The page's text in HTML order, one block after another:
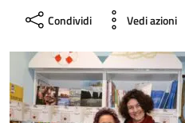
Condividi Vedi azioni